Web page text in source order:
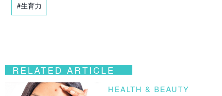
#生育力
RELATED ARTICLE
HEALTH & BEAUTY